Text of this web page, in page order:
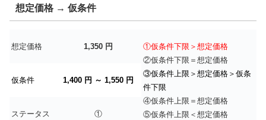
想定価格 → 仮条件
想定価格 1,350 円
①仮条件下限＞想定価格
②仮条件下限＝想定価格
③仮条件上限＞想定価格＞仮条
件下限
④仮条件上限＝想定価格
⑤仮条件上限＜想定価格
仮条件 1,400 円 ～ 1,550 円
ステータス ①